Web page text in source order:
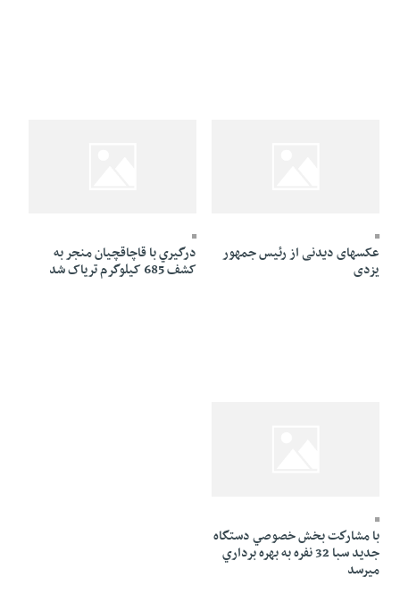
عکسهای دیدنی از رئیس جمهور
یزدی
درگيري با قاچاقچيان منجر به
کشف 685 کيلوگرم ترياک شد
با مشاركت بخش خصوصي دستگاه
جديد سبا 32 نفره به بهره برداري
ميرسد